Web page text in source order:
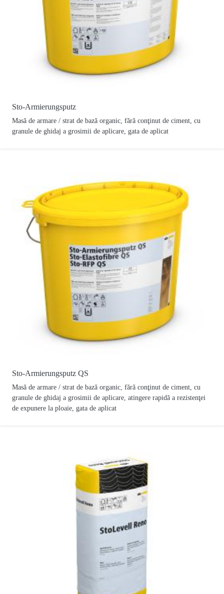
Sto-Armierungsputz
Masă de armare / strat de bază organic, fără conţinut de ciment, cu
granule de ghidaj a grosimii de aplicare, gata de aplicat
Sto-Armierungsputz QS
Masă de armare / strat de bază organic, fără conţinut de ciment, cu
granule de ghidaj a grosimii de aplicare, atingere rapidă a rezistenţei
de expunere la ploaie, gata de aplicat